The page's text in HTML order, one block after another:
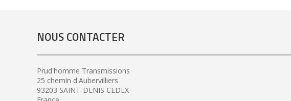
NOUS CONTACTER
Prud'homme Transmissions
25 chemin d'Aubervilliers
93203 SAINT-DENIS CEDEX